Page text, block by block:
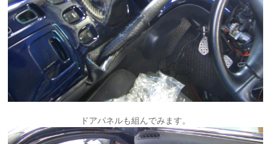
ドアパネルも組んでみます。